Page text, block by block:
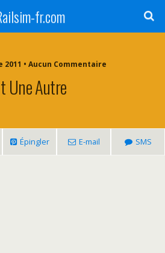
fr.com
2011 • Aucun Commentaire
Une Autre
Épingler E-mail SMS